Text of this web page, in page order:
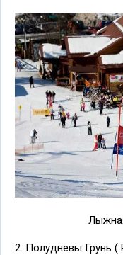
2. Полуднёвы Грунь (